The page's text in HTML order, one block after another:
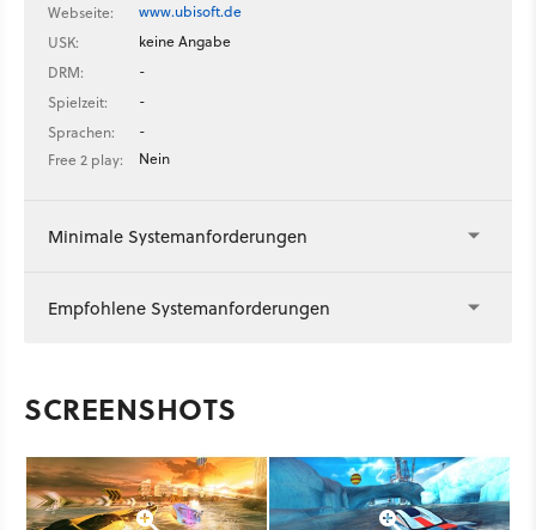
Webseite:
www.ubisoft.de
USK:
keine Angabe
DRM:
-
Spielzeit:
-
Sprachen:
-
Free 2 play:
Nein
Minimale Systemanforderungen
Empfohlene Systemanforderungen
SCREENSHOTS